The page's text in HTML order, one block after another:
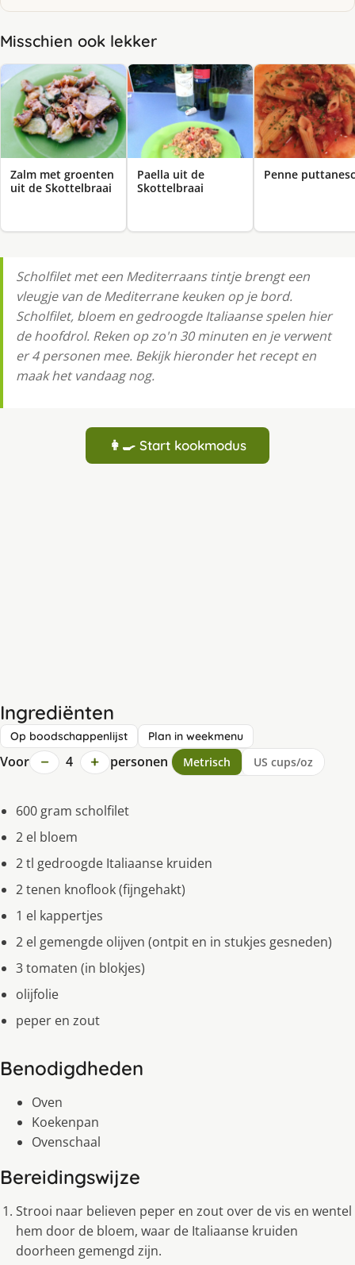
Misschien ook lekker
Zalm met groenten
uit de Skottelbraai
Paella uit de
Skottelbraai
Penne
Scholfilet met een Mediterraans tintje brengt een
vleugje van de Mediterrane keuken op je bord.
Scholfilet, bloem en gedroogde Italiaanse spelen hier
de hoofdrol. Reken op zo'n 30 minuten en je verwent
er 4 personen mee. Bekijk hieronder het recept en
maak het vandaag nog.
👩‍🍳 Start kookmodus
Ingrediënten
Op boodschappenlijst Plan in weekmenu
Voor − 4 + personen Metrisch US cups/oz
600 gram scholfilet
2 el bloem
2 tl gedroogde Italiaanse kruiden
2 tenen knoflook (fijngehakt)
1 el kappertjes
2 el gemengde olijven (ontpit en in stukjes gesneden)
3 tomaten (in blokjes)
olijfolie
peper en zout
Benodigdheden
Oven
Koekenpan
Ovenschaal
Bereidingswijze
Strooi naar believen peper en zout over de vis en wentel
hem door de bloem, waar de Italiaanse kruiden
doorheen gemengd zijn.